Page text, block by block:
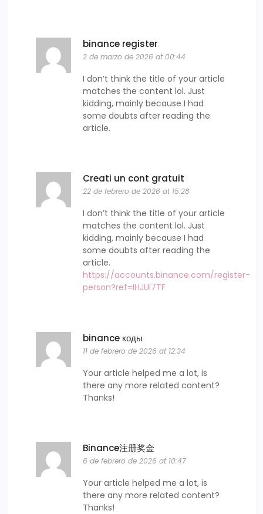
binance register
2 de marzo de 2026 at 00:44
I don’t think the title of your article
matches the content lol. Just
kidding, mainly because I had
some doubts after reading the
article.
Creati un cont gratuit
22 de febrero de 2026 at 15:28
I don’t think the title of your article
matches the content lol. Just
kidding, mainly because I had
some doubts after reading the
article.
https://accounts.binance.com/register-
person?ref=IHJUI7TF
binance коды
11 de febrero de 2026 at 12:34
Your article helped me a lot, is
there any more related content?
Thanks!
Binance注册奖金
6 de febrero de 2026 at 10:47
Your article helped me a lot, is
there any more related content?
Thanks!